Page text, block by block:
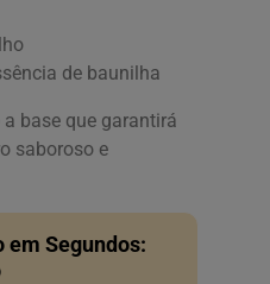
de baunilha
base que garantirá
saboroso e
em Segundos: